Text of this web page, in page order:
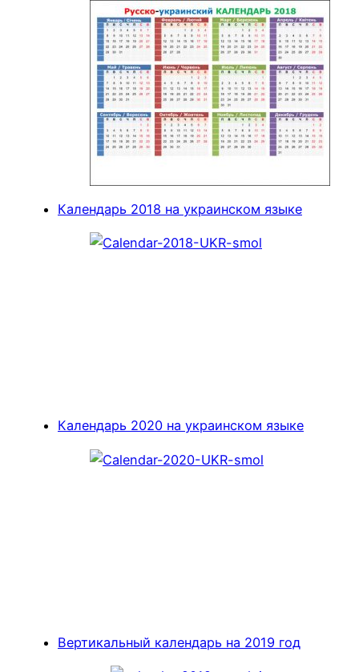
Календарь 2018 на украинском языке
Календарь 2020 на украинском языке
Вертикальный календарь на 2019 год